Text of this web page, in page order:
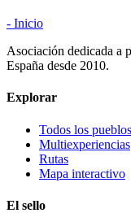
- Inicio
Asociación dedicada a
España desde 2010.
Explorar
Todos los pueblos
Multiexperiencias
Rutas
Mapa interactivo
El sello